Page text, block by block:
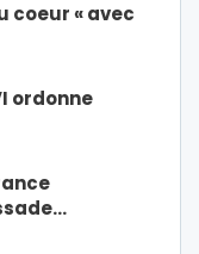
coeur « avec
ordonne